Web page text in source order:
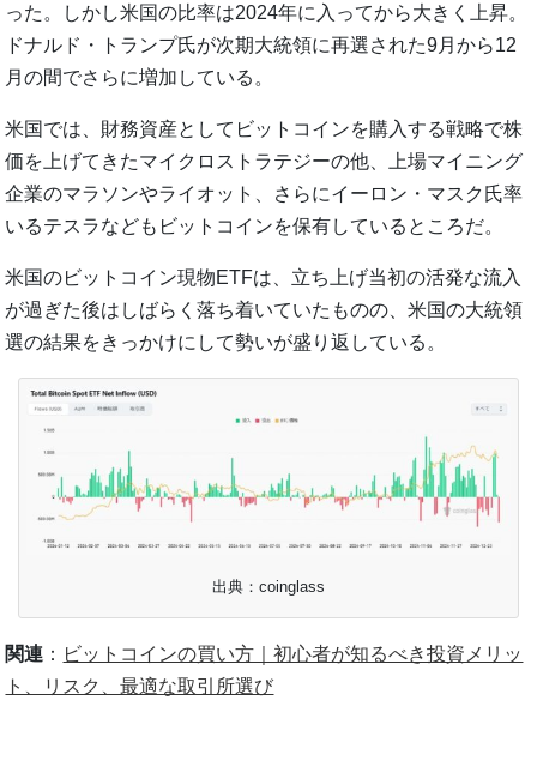
った。しかし米国の比率は2024年に入ってから大きく上昇。
ドナルド・トランプ氏が次期大統領に再選された9月から12
月の間でさらに増加している。
米国では、財務資産としてビットコインを購入する戦略で株
価を上げてきたマイクロストラテジーの他、上場マイニング
企業のマラソンやライオット、さらにイーロン・マスク氏率
いるテスラなどもビットコインを保有しているところだ。
米国のビットコイン現物ETFは、立ち上げ当初の活発な流入
が過ぎた後はしばらく落ち着いていたものの、米国の大統領
選の結果をきっかけにして勢いが盛り返している。
出典：coinglass
関連 ： ビットコインの買い方｜初心者が知るべき投資メリッ
ト、リスク、最適な取引所選び